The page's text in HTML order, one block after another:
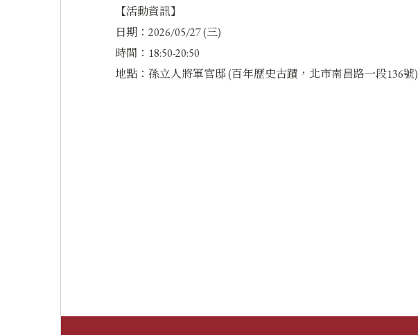
【活動資訊】
日期：2026/05/27 (三)
時間：18:50-20:50
地點：孫立人將軍官邸 (百年歷史古蹟，北市南昌路一段136號)